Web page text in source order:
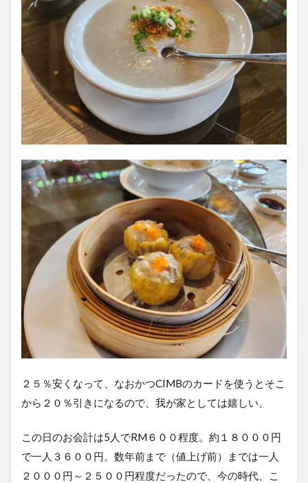
２５％安くなって、なおかつCIMBのカードを使うとそこ
から２０％引きになるので、我が家としては嬉しい。
この日のお会計は5人でRM６００程度。約１８０００円
で一人３６００円。数年前まで（値上げ前）までは一人
２０００円～２５００円程度だったので、今の時代、こ